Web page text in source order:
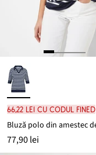
66,22 lei cu codul FINED
77,90 lei